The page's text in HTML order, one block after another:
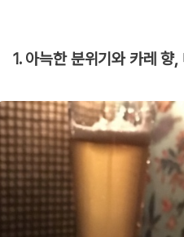
1. 아늑한 분위기와 카레 향